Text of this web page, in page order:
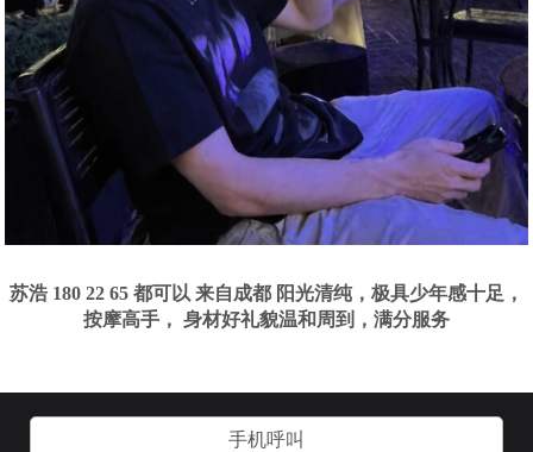
苏浩 180 22 65 都可以 来自成都 阳光清纯，极具少年感十足，
按摩高手， 身材好礼貌温和周到，满分服务
手机呼叫